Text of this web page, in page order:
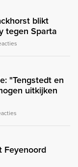
blikt
tegen Sparta
"Tengstedt en
uitkijken
Feyenoord